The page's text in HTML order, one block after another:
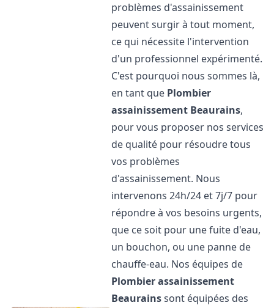
problèmes d'assainissement
peuvent surgir à tout moment,
ce qui nécessite l'intervention
d'un professionnel expérimenté.
C'est pourquoi nous sommes là,
en tant que Plombier
assainissement Beaurains,
pour vous proposer nos services
de qualité pour résoudre tous
vos problèmes
d'assainissement. Nous
intervenons 24h/24 et 7j/7 pour
répondre à vos besoins urgents,
que ce soit pour une fuite d'eau,
un bouchon, ou une panne de
chauffe-eau. Nos équipes de
Plombier assainissement
Beaurainssont équipées des